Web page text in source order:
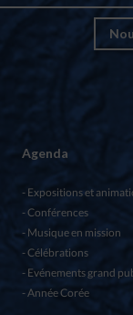
Agenda
Expositions et
Conférences
Musique en mission
Célébrations
Evénements grand
Année Corée